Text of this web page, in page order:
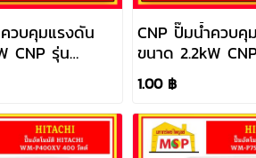
วบคุมแรงดัน
CNP รุ่น
CNP ปั๊มน้ำควบคุ
ขนาด 2.2kW
CHME10-3 (220V)
1.00 ฿